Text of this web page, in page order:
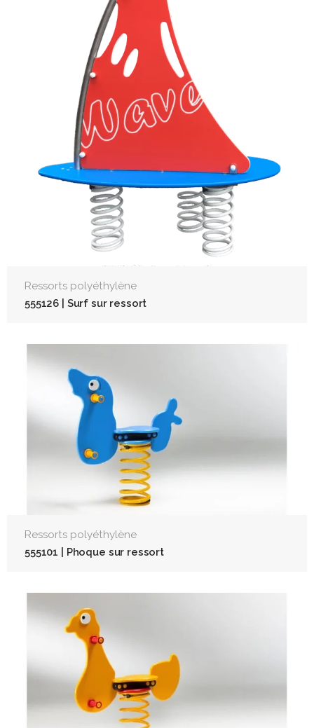
Ressorts polyéthylène
555126 | Surf sur ressort
Ressorts polyéthylène
555101 | Phoque sur ressort